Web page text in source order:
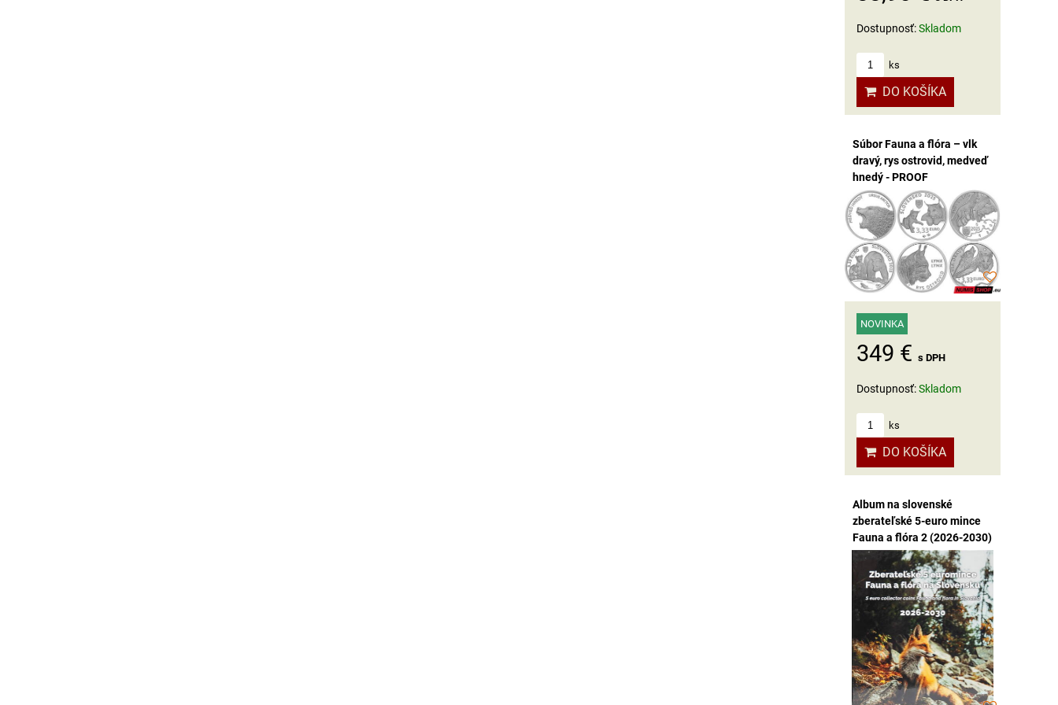
Dostupnosť:Skladom
ks
DO KOŠÍKA
Súbor Fauna a flóra – vlk
dravý, rys ostrovid, medveď
hnedý - PROOF
NOVINKA
349 € s DPH
Dostupnosť:Skladom
ks
DO KOŠÍKA
Album na slovenské
zberateľské 5-euro mince
Fauna a flóra 2 (2026-2030)